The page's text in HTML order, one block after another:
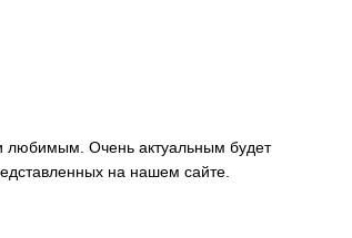
любимым. Очень актуальным будет
на нашем сайте.